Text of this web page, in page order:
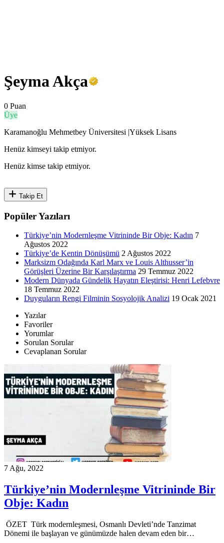
Şeyma Akça
0 Puan
Üye
Karamanoğlu Mehmetbey Üniversitesi |Yüksek Lisans
Henüz kimseyi takip etmiyor.
Henüz kimse takip etmiyor.
Takip Et
Popüler Yazıları
Türkiye’nin Modernleşme Vitrininde Bir Obje: Kadın 7
Ağustos 2022
Türkiye’de Kentin Dönüşümü 2 Ağustos 2022
Marksizm Odağında Karl Marx ve Louis Althusser’in
Görüşleri Üzerine Bir Karşılaştırma 29 Temmuz 2022
Modern Dünyada Gündelik Hayatın Eleştirisi: Henri Lefebvre
18 Temmuz 2022
Duyguların Rengi Filminin Sosyolojik Analizi 19 Ocak 2021
Yazılar
Favoriler
Yorumlar
Sorulan Sorular
Cevaplanan Sorular
7 Ağu, 2022
Türkiye’nin Modernleşme Vitrininde Bir
Obje: Kadın
ÖZET Türk modernleşmesi, Osmanlı Devleti’nde Tanzimat
Dönemi ile başlayan ve günümüzde halen devam eden bir…